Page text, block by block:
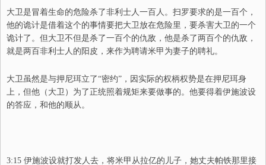
大卫是冒着生命的危险杀了非利士人一百人。扫罗要求的是一百个，
他的诡计是借着这个的事情要把大卫放在危险里，要杀害大卫的一个
诡计了。但大卫不但是杀了一百个的仇敌，他是杀了两百个的仇敌，
就是两百非利士人的阳皮，来作为聘请米甲为妻子的聘礼。
大卫虽然是与押尼珥立了“密约”，因实际的权柄权势是在押尼珥身
上，但他（大卫）为了正统照着规矩来要做事的。他要得着伊施波设
的答应，和他的顺从。
3:15 伊施波设就打发人去，将米甲从拉亿的儿子，她丈夫帕铁那里接